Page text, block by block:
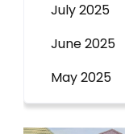
July 2025
June 2025
May 2025